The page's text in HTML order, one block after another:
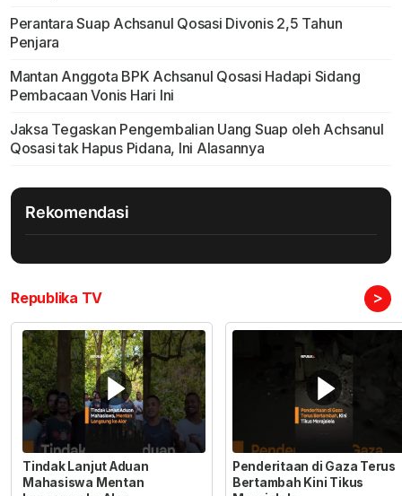
Perantara Suap Achsanul Qosasi Divonis 2,5 Tahun
Penjara
Mantan Anggota BPK Achsanul Qosasi Hadapi Sidang
Pembacaan Vonis Hari Ini
Jaksa Tegaskan Pengembalian Uang Suap oleh Achsanul
Qosasi tak Hapus Pidana, Ini Alasannya
Rekomendasi
Republika TV >
Tindak Lanjut Aduan
Mahasiswa Mentan
Penderitaan di Gaza Terus
Bertambah Kini Tikus